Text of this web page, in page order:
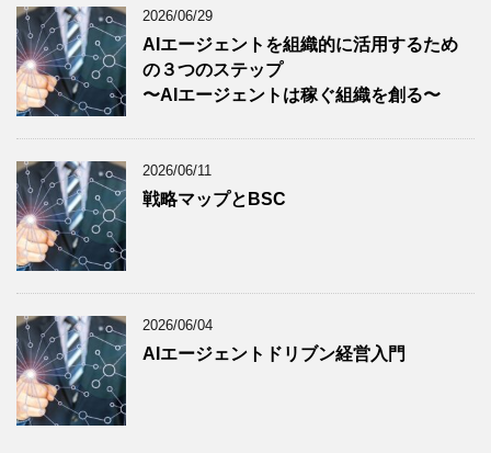
2026/06/29
AIエージェントを組織的に活用するため
の３つのステップ
〜AIエージェントは稼ぐ組織を創る〜
2026/06/11
戦略マップとBSC
2026/06/04
AIエージェントドリブン経営入門